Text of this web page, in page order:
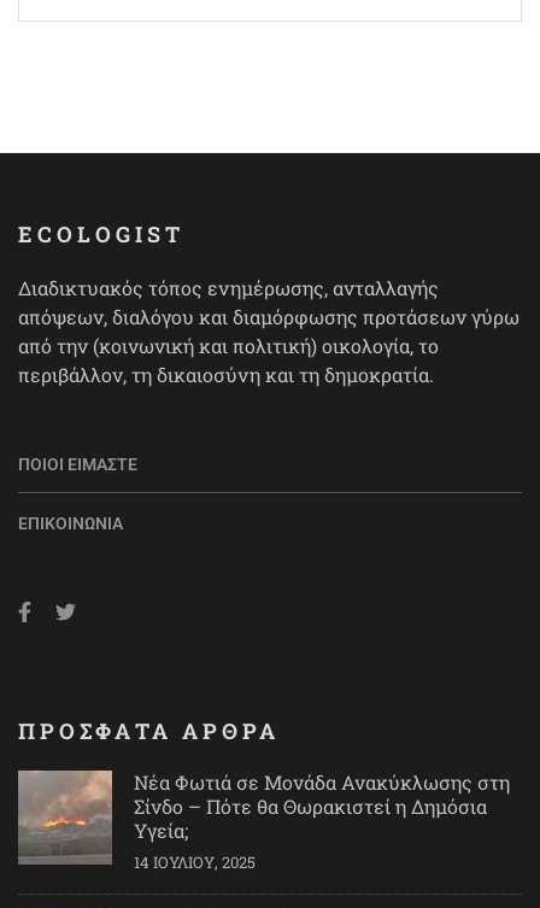
για:
ECOLOGIST
Διαδικτυακός τόπος ενημέρωσης, ανταλλαγής
απόψεων, διαλόγου και διαμόρφωσης προτάσεων γύρω
από την (κοινωνική και πολιτική) οικολογία, το
περιβάλλον, τη δικαιοσύνη και τη δημοκρατία.
ΠΟΙΟΙ ΕΊΜΑΣΤΕ
ΕΠΙΚΟΙΝΩΝΊΑ
ΠΡΟΣΦΑΤΑ ΑΡΘΡΑ
Νέα Φωτιά σε Μονάδα Ανακύκλωσης στη
Σίνδο – Πότε θα Θωρακιστεί η Δημόσια
Υγεία;
14 ΙΟΥΛΊΟΥ, 2025